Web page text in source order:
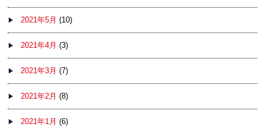
2021年5月 (10)
2021年4月 (3)
2021年3月 (7)
2021年2月 (8)
2021年1月 (6)